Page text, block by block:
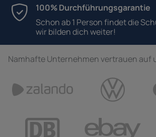
100% Durchführungsgarantie
Schon ab 1 Person findet die
wir bilden dich weiter!
Namhafte Unternehmen vertrauen auf